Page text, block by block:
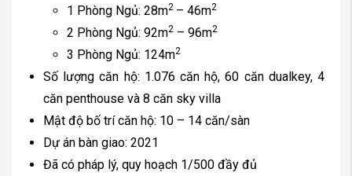
1 Phòng Ngủ: 28m2 – 46m2
2 Phòng Ngủ: 92m2 – 96m2
3 Phòng Ngủ: 124m2
Số lượng căn hộ: 1.076 căn hộ, 60 căn dualkey, 4
căn penthouse và 8 căn sky villa
Mật độ bố trí căn hộ: 10 – 14 căn/sàn
Dự án bàn giao: 2021
Đã có pháp lý, quy hoạch 1/500 đầy đủ